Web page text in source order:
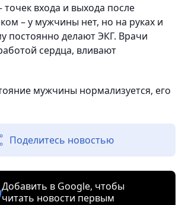
входа и выхода после
– у мужчины нет, но на руках и
постоянно делают ЭКГ. Врачи
сердца, вливают
мужчины нормализуется, его
Поделитесь новостью
Добавить в Google, чтобы
читать новости первым